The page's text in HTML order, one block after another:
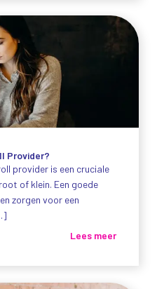
Provider?
provider is een cruciale
of klein. Een goede
zorgen voor een
Lees meer